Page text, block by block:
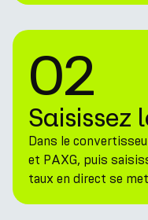
02
Saisissez
Dans le
et PAXG, puis
taux en direct se